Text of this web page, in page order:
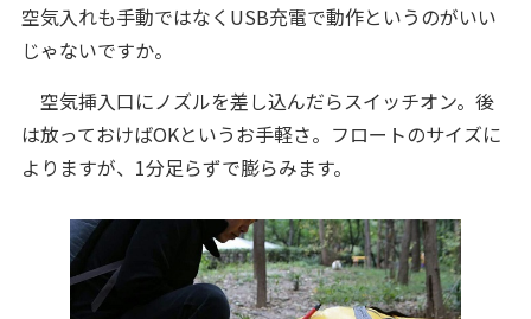
空気入れも手動ではなくUSB充電で動作というのがいい
じゃないですか。
空気挿入口にノズルを差し込んだらスイッチオン。後
は放っておけばOKというお手軽さ。フロートのサイズに
よりますが、1分足らずで膨らみます。